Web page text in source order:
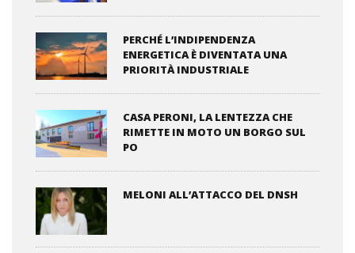
PERCHÉ L’INDIPENDENZA
ENERGETICA È DIVENTATA UNA
PRIORITÀ INDUSTRIALE
CASA PERONI, LA LENTEZZA CHE
RIMETTE IN MOTO UN BORGO SUL
PO
MELONI ALL’ATTACCO DEL DNSH